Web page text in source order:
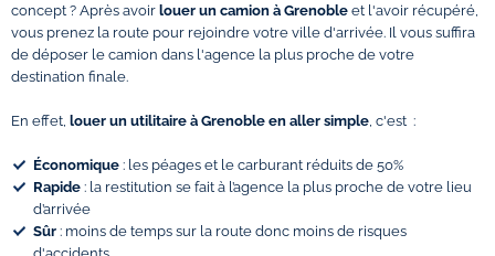
concept ? Après avoir louer un camion à Grenoble et l'avoir récupéré,
vous prenez la route pour rejoindre votre ville d'arrivée. Il vous suffira
de déposer le camion dans l'agence la plus proche de votre
destination finale.
En effet, louer un utilitaire à Grenoble en aller simple , c'est :
Économique : les péages et le carburant réduits de 50%
Rapide : la restitution se fait à l’agence la plus proche de votre lieu
d’arrivée
Sûr : moins de temps sur la route donc moins de risques